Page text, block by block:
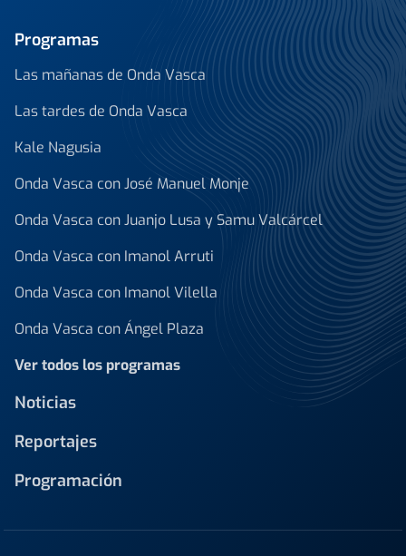
Programas
Las mañanas de Onda Vasca
Las tardes de Onda Vasca
Kale Nagusia
Onda Vasca con José Manuel Monje
Onda Vasca con Juanjo Lusa y Samu Valcárcel
Onda Vasca con Imanol Arruti
Onda Vasca con Imanol Vilella
Onda Vasca con Ángel Plaza
Ver todos los programas
Noticias
Reportajes
Programación